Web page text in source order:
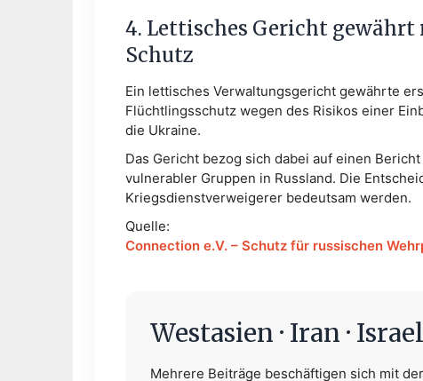
4. Lettisches Gericht
Schutz
Ein lettisches Verwaltungsgericht gewährte
Flüchtlingsschutz wegen des Risikos einer
die Ukraine.
Das Gericht bezog sich dabei auf einen
vulnerabler Gruppen in Russland. Die
Kriegsdienstverweigerer bedeutsam werden.
Quelle:
Connection e.V. – Schutz für russischen
Westasien · Iran ·
Mehrere Beiträge beschäftigen sich mit